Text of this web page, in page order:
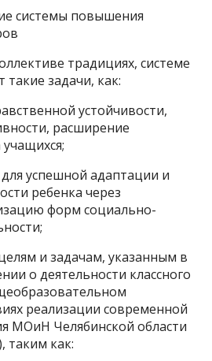
системы повышения
традициях, системе
задачи, как:
устойчивости,
расширение
успешной адаптации и
ребенка через
форм социально-
и задачам, указанным в
о деятельности классного
реализации современной
МОиН Челябинской области
таким как: